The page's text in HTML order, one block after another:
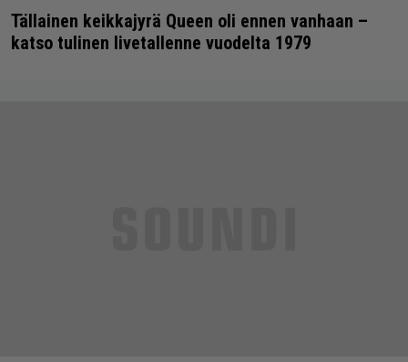
Tällainen keikkajyrä Queen oli ennen vanhaan –
katso tulinen livetallenne vuodelta 1979